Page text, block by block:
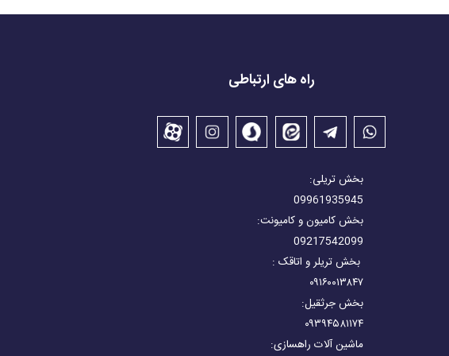
راه های ارتباطی
بخش تریلی:
09961935945
بخش کامیون و کامیونت:
09217542099
بخش تریلر و اتاقک :
۰۹۱۶۰۰۱۳۸۴۷
بخش جرثقیل:
۰۹۳۹۴۵۸۱۱۷۴
ماشین آلات راهسازی: